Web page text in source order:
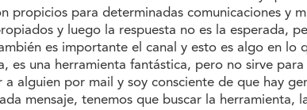
propicios para determinadas comunicaciones y
y luego la respuesta no es la esperada,
es importante el canal y esto es algo en lo
es una herramienta fantástica, pero no sirve
alguien por mail y soy consciente de que hay
mensaje, tenemos que buscar la herramienta,